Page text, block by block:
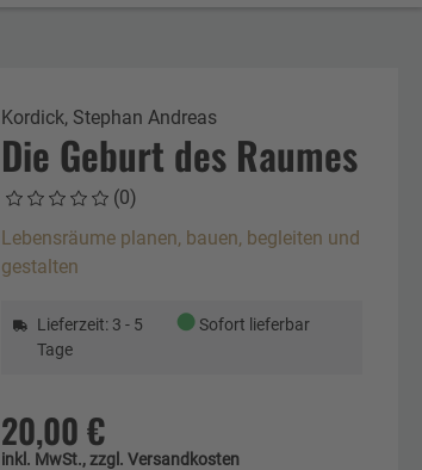
Kordick, Stephan Andreas
Die Geburt des Raumes
(0)
Lebensräume planen, bauen, begleiten und
gestalten
Lieferzeit: 3 - 5
Tage
●Sofort lieferbar
20,00 €
inkl. MwSt., zzgl. Versandkosten